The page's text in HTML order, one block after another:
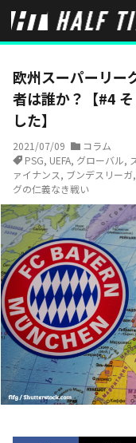
HOME コラム
欧州スーパーリー
者は誰か？【#4
した】
2021/07/09
コラム
PSG, UEFA, グローバル,
ァイナンス, ブンデスリーガ,
グの仁義なき戦い